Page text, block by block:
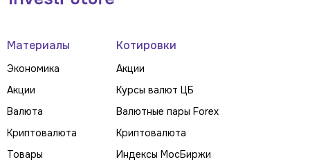
Материалы
Экономика
Акции
Валюта
Криптовалюта
Товары
Котировки
Акции
Курсы валют ЦБ
Валютные пары Forex
Криптовалюта
Индексы МосБиржи